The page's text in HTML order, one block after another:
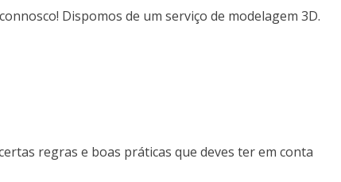
Dispomos de um serviço de modelagem 3D.
regras e boas práticas que deves ter em conta